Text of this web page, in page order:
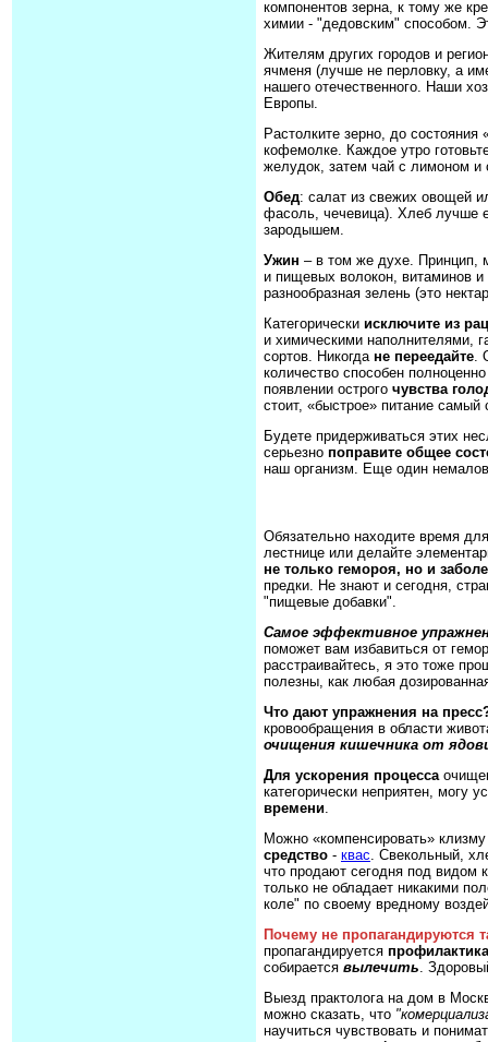
компонентов зерна, к тому же
химии - "дедовским" способом.
Жителям других городов и
ячменя (лучше не перловку, а
нашего отечественного. Наши
Европы.
Растолките зерно, до
кофемолке. Каждое утро
желудок, затем чай с лимоном и
Обед: салат из свежих овощей
фасоль, чечевица). Хлеб лучше
зародышем.
Ужин – в том же духе. Принцип,
и пищевых волокон, витаминов
разнообразная зелень (это
Категорически исключите из
и химическими наполнителями,
сортов. Никогда не переедайте
количество способен
появлении острого чувства
стоит, «быстрое» питание
Будете придерживаться этих
серьезно поправите общее
наш организм. Еще один
Обязательно находите время
лестнице или делайте
не только гемороя, но и
предки. Не знают и сегодня,
"пищевые добавки".
Самое эффективное
поможет вам избавиться от
расстраивайтесь, я это тоже
полезны, как любая
Что дают упражнения на
кровообращения в области
очищения кишечника от
Для ускорения процесса
категорически неприятен, могу
времени.
Можно «компенсировать»
средство - квас. Свекольный,
что продают сегодня под видом
только не обладает никакими
коле" по своему вредному
Почему не пропагандируются
пропагандируется
собирается вылечить.
Выезд практолога на дом в
можно сказать, что
научиться чувствовать и